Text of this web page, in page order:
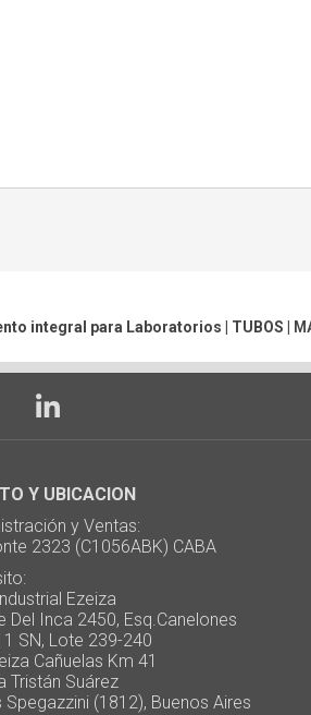
integral para Laboratorios | TUBOS
Y UBICACION
y Ventas:
2323 (C1056ABK) CABA
Ezeiza
Inca 2450, Esq.Canelones
SN, Lote 239-240
Cañuelas Km 41
Suárez
(1812), Buenos Aires